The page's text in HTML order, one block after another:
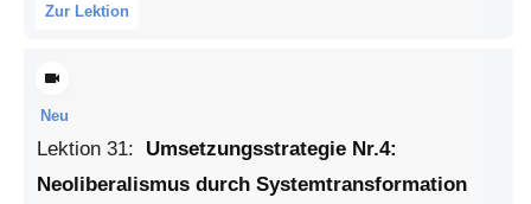
Zur Lektion
Neu
Lektion 31: Umsetzungsstrategie Nr.4:
Neoliberalismus durch Systemtransformation